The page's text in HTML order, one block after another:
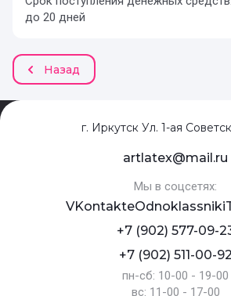
до 20 дней
Назад
г. Иркутск Ул. 1-ая
artlatex@mail.ru
Мы в соцсетях:
VKontakteOdnoklassniki
+7 (902) 577-09-
+7 (902) 511-00-92
пн-сб: 10-00 - 19-00
вс: 11-00 - 17-00